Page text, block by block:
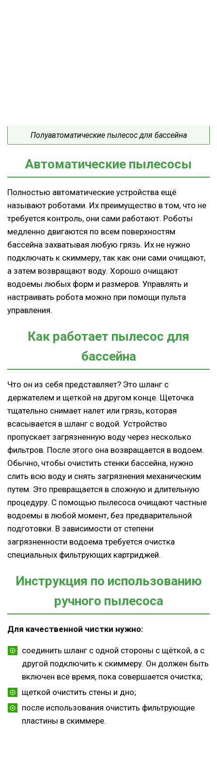
Полуавтоматические пылесос для бассейна
Автоматические пылесосы
Полностью автоматические устройства ещё
называют роботами. Их преимущество в том, что не
требуется контроль, они сами работают. Роботы
медленно двигаются по всем поверхностям
бассейна захватывая любую грязь. Их не нужно
подключать к скиммеру, так как они сами очищают,
а затем возвращают воду. Хорошо очищают
водоемы любых форм и размеров. Управлять и
настраивать робота можно при помощи пульта
управления.
Как работает пылесос для
бассейна
Что он из себя представляет? Это шланг с
держателем и щеткой на другом конце. Щеточка
тщательно снимает налет или грязь, которая
всасывается в шланг с водой. Устройство
пропускает загрязненную воду через несколько
фильтров. После этого она возвращается в водоем.
Обычно, чтобы очистить стенки бассейна, нужно
слить всю воду и снять загрязнения механическим
путем. Это превращается в сложную и длительную
процедуру. С помощью пылесоса очищают частные
водоемы в любой момент, без предварительной
подготовки. В зависимости от степени
загрязненности водоема требуется очистка
специальных фильтрующих картриджей.
Инструкция по использованию
ручного пылесоса
Для качественной чистки нужно:
соединить шланг с одной стороны с щёткой, а с
другой подключить к скиммеру. Он должен быть
включен всё время, пока совершается очистка;
щеткой очистить стены и дно;
после использования очистить фильтрующие
пластины в скиммере.